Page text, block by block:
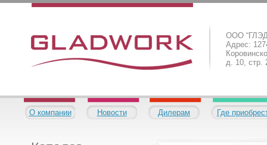
ООО
Адрес:
д. 10, стр.
О компании Новости Дилерам Где